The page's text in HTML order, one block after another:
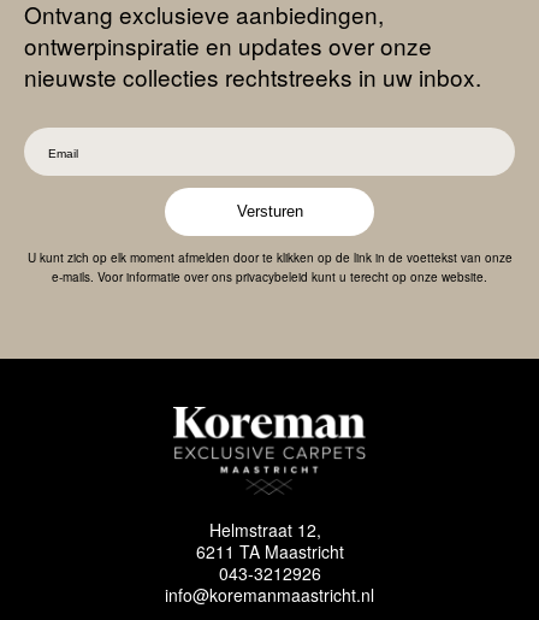
Ontvang exclusieve aanbiedingen,
ontwerpinspiratie en updates over onze
nieuwste collecties rechtstreeks in uw inbox.
Versturen
U kunt zich op elk moment afmelden door te klikken op de link in de voettekst van onze
e-mails. Voor informatie over ons privacybeleid kunt u terecht op onze website.
Helmstraat 12,
6211 TA Maastricht
043-3212926
info@koremanmaastricht.nl